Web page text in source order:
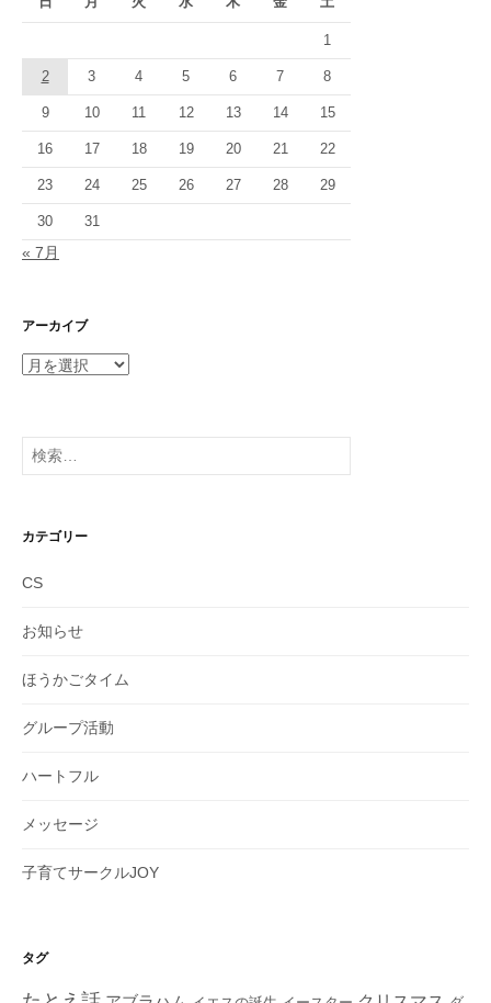
1
2 3 4 5 6 7 8
9 10 11 12 13 14 15
16 17 18 19 20 21 22
23 24 25 26 27 28 29
30 31
« 7月
アーカイブ
ア
イ
ブ
検
索:
カテゴリー
CS
お知らせ
ほうかごタイム
グループ活動
ハートフル
メッセージ
子育てサークルJOY
タグ